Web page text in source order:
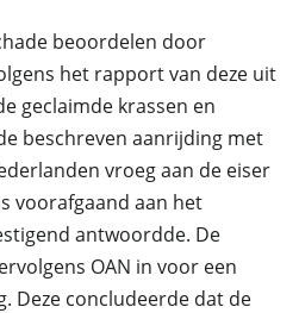
beoordelen door
het rapport van deze uit
geclaimde krassen en
beschreven aanrijding met
vroeg aan de eiser
voorafgaand aan het
antwoordde. De
OAN in voor een
Deze concludeerde dat de